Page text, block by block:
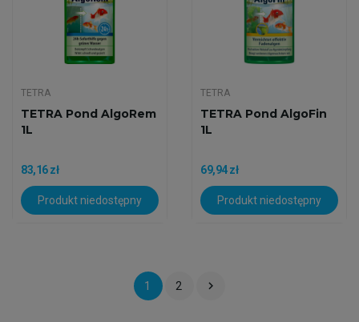
TETRA
TETRA Pond AlgoRem
1L
83,16 zł
Produkt niedostępny
TETRA
TETRA Pond AlgoFin
1L
69,94 zł
Produkt niedostępny
1 2 